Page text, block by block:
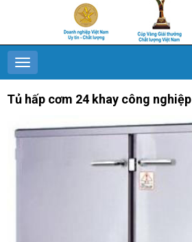
Tủ hấp cơm 24 khay công nghiệp